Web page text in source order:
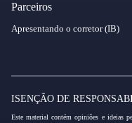
Parceiros
Apresentando o corretor (IB)
ISENÇÃO DE
Este material contém opiniões e ideias